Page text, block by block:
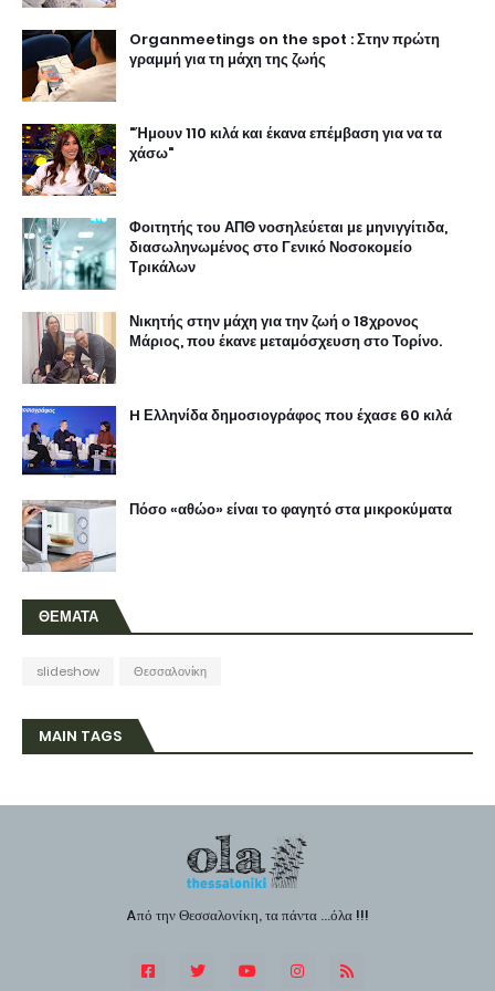
Organmeetings on the spot : Στην πρώτη
γραμμή για τη μάχη της ζωής
"Ήμουν 110 κιλά και έκανα επέμβαση για να τα
χάσω"
Φοιτητής του ΑΠΘ νοσηλεύεται με μηνιγγίτιδα,
διασωληνωμένος στο Γενικό Νοσοκομείο
Τρικάλων
Νικητής στην μάχη για την ζωή ο 18χρονος
Μάριος, που έκανε μεταμόσχευση στο Τορίνο.
H Ελληνίδα δημοσιογράφος που έχασε 60 κιλά
Πόσο «αθώο» είναι το φαγητό στα μικροκύματα
ΘΕΜΑΤΑ
slideshow Θεσσαλονίκη
MAIN TAGS
Aπό την Θεσσαλονίκη, τα πάντα ...όλα !!!